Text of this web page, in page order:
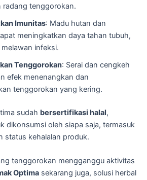
radang tenggorokan.
Imunitas: Madu hutan dan
meningkatkan daya tahan tubuh,
infeksi.
Tenggorokan: Serai dan cengkeh
efek menenangkan dan
tenggorokan yang kering.
sudah bersertifikasi halal,
dikonsumsi oleh siapa saja, termasuk
status kehalalan produk.
tenggorokan mengganggu aktivitas
Optima sekarang juga, solusi herbal